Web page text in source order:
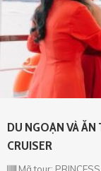
DU NGOẠN VÀ ĂN
CRUISER